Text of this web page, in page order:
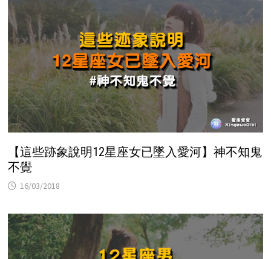
【這些跡象說明12星座女已墜入愛河】神不知鬼
不覺
16/03/2018